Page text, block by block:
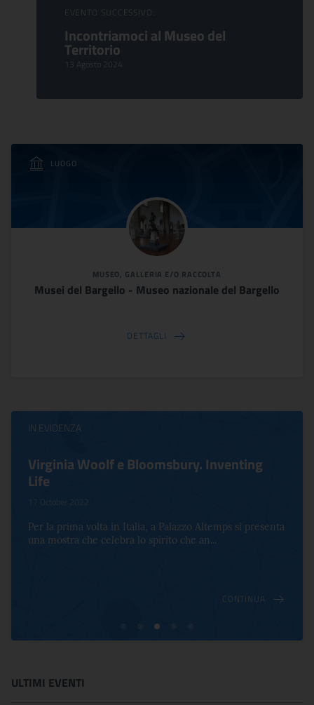
EVENTO SUCCESSIVO:
Incontriamoci al Museo del
Territorio
13 Agosto 2024
LUOGO
MUSEO, GALLERIA E/O RACCOLTA
Musei del Bargello - Museo nazionale del Bargello
DETTAGLI
IN EVIDENZA
Virginia Woolf e Bloomsbury. Inventing
Life
17 October 2022
Per la prima volta in Italia, a Palazzo Altemps si presenta
una mostra che celebra lo spirito che an...
CONTINUA
ULTIMI EVENTI